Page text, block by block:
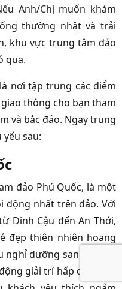
Anh/Chị muốn khám
thường nhật và trải
khu vực trung tâm đảo
qua.
nơi tập trung các điểm
thông cho bạn tham
và bắc đảo. Ngay trung
sau:
đảo Phú Quốc, là một
động nhất trên đảo. Với
Dinh Cậu đến An Thới,
đẹp thiên nhiên hoang
dưỡng sang trọng,
giải trí hấp dẫn. Đây